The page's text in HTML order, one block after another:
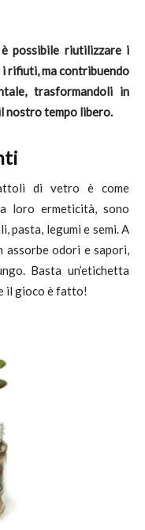
possibile riutilizzare i
rifiuti, ma contribuendo
trasformandoli in
nostro tempo libero.
di vetro è come
loro ermeticità, sono
pasta, legumi e semi. A
odori e sapori,
Basta un’etichetta
il gioco è fatto!